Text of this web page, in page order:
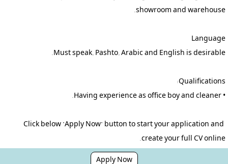
Click below "Apply Now" button to start your application and
create your full CV online.
Apply Now